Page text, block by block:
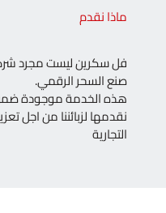
ماذا نقدم
فل سكرين ليست مجرد
صنع السحر الرقمي.
هذه الخدمة موجودة
نقدمها لزبائننا من اجل
التجارية